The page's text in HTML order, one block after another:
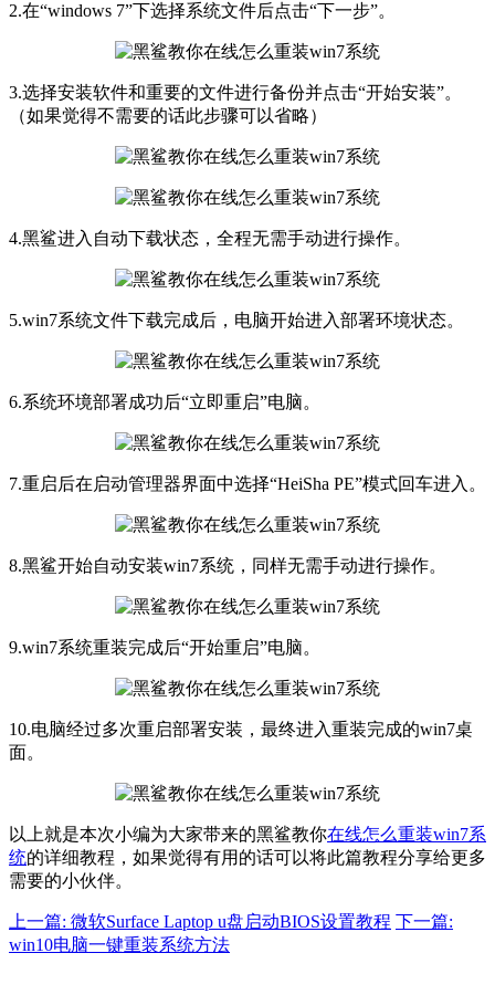
2.在“windows 7”下选择系统文件后点击“下一步”。
3.选择安装软件和重要的文件进行备份并点击“开始安装”。
（如果觉得不需要的话此步骤可以省略）
4.黑鲨进入自动下载状态，全程无需手动进行操作。
5.win7系统文件下载完成后，电脑开始进入部署环境状态。
6.系统环境部署成功后“立即重启”电脑。
7.重启后在启动管理器界面中选择“HeiSha PE”模式回车进入。
8.黑鲨开始自动安装win7系统，同样无需手动进行操作。
9.win7系统重装完成后“开始重启”电脑。
10.电脑经过多次重启部署安装，最终进入重装完成的win7桌
面。
以上就是本次小编为大家带来的黑鲨教你在线怎么重装win7系
统的详细教程，如果觉得有用的话可以将此篇教程分享给更多
需要的小伙伴。
上一篇: 微软Surface Laptop u盘启动BIOS设置教程 下一篇:
win10电脑一键重装系统方法